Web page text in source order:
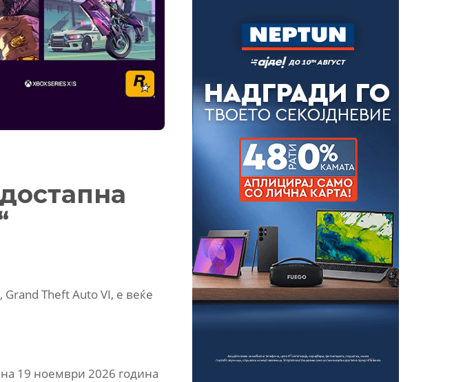
Grand Theft Auto VI, е веќе
19 ноември 2026 година